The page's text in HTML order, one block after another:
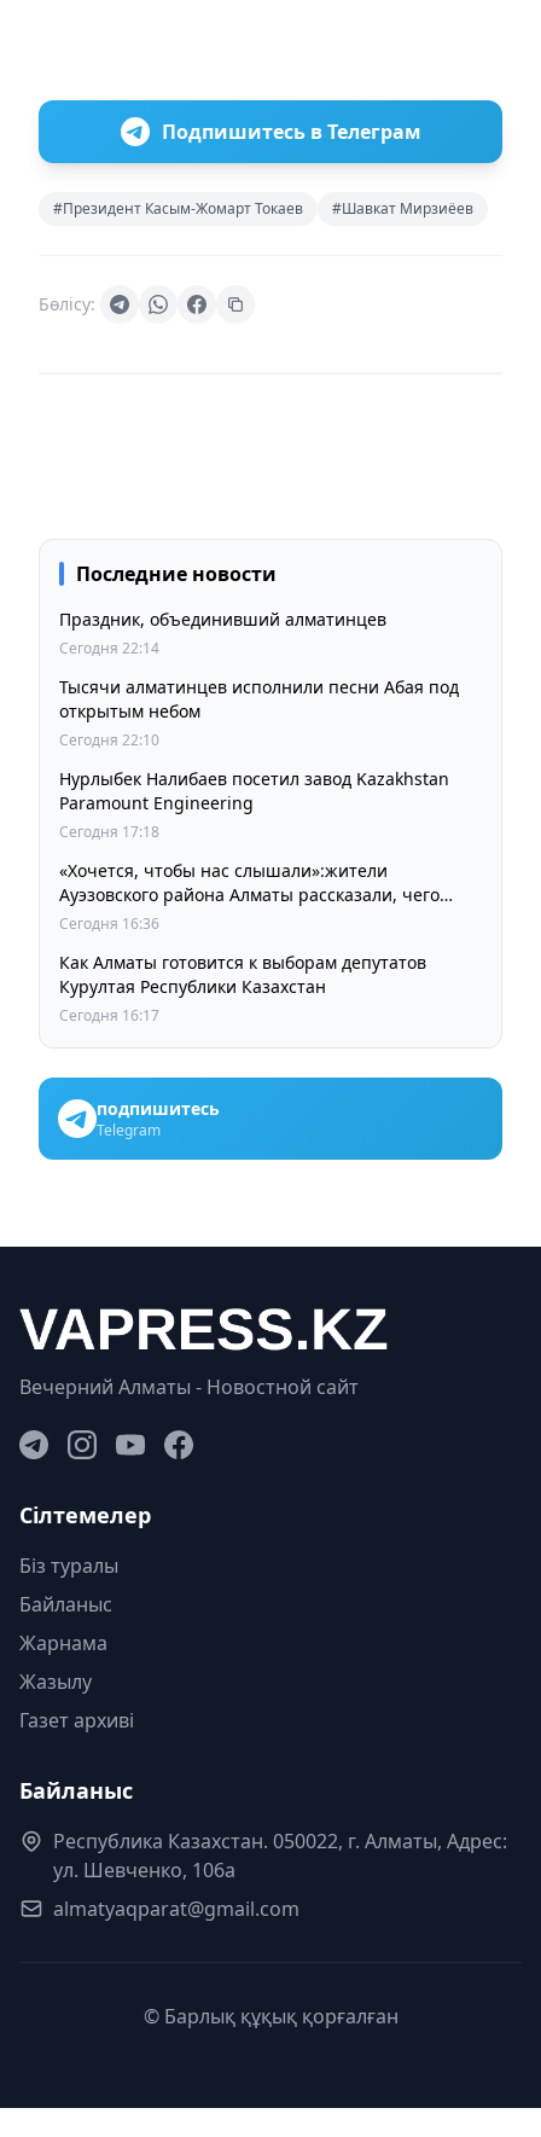
Подпишитесь в Телеграм
#Президент Касым-Жомарт Токаев #Шавкат Мирзиёев
Бөлісу:
Последние новости
Праздник, объединивший алматинцев
Сегодня 22:14
Тысячи алматинцев исполнили песни Абая под
открытым небом
Сегодня 22:10
Нурлыбек Налибаев посетил завод Kazakhstan
Paramount Engineering
Сегодня 17:18
«Хочется, чтобы нас слышали»:жители
Ауэзовского района Алматы рассказали, чего
ждут от выборов депутатов Курултая
Сегодня 16:36
Как Алматы готовится к выборам депутатов
Курултая Республики Казахстан
Сегодня 16:17
подпишитесь
Telegram
Вечерний Алматы - Новостной сайт
Сілтемелер
Біз туралы
Байланыс
Жарнама
Жазылу
Газет архиві
Байланыс
Республика Казахстан. 050022, г. Алматы, Адрес:
ул. Шевченко, 106а
almatyaqparat@gmail.com
© Барлық құқық қорғалған